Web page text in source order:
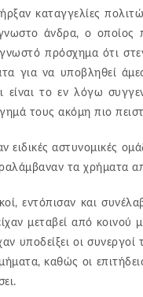
καταγγελίες
άνδρα, ο οποίος
πρόσχημα ότι
για να υποβληθεί
είναι το εν λόγω
τους ακόμη πιο
ειδικές αστυνομικές
τα χρήματα
εντόπισαν και
μεταβεί από κοινού
υποδείξει οι
καθώς οι